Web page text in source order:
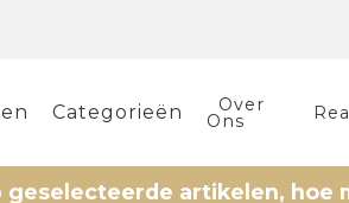
Categorieën Over
Ons
artikelen, hoe meer